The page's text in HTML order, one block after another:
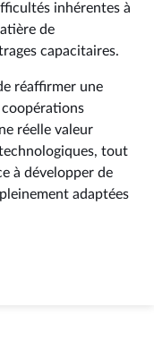
inhérentes à
de
capacitaires.
réaffirmer une
réelle valeur
tout
à développer de
adaptées